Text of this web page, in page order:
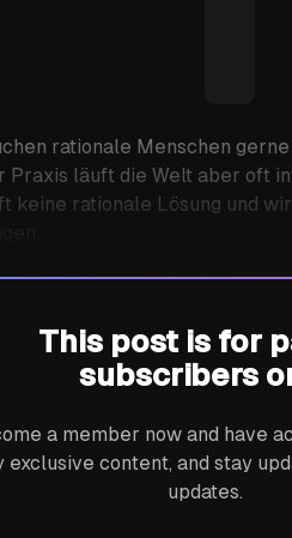
und
rationale Menschen
Praxis läuft die Welt aber oft
keine rationale Lösung und
This post is for
subscribers
a member now and have
exclusive content, and stay
updates.